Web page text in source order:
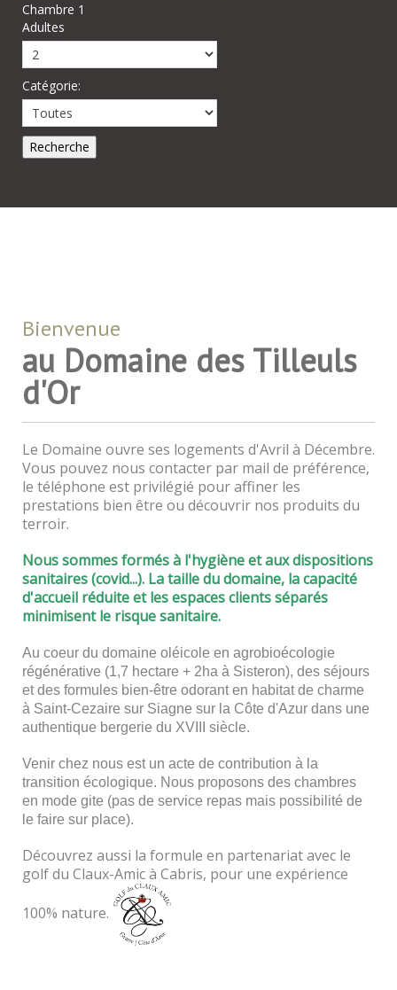
Chambre 1
Adultes
Catégorie:
Bienvenue
au Domaine des Tilleuls
d'Or
Le Domaine ouvre ses logements d'Avril à Décembre.
Vous pouvez nous contacter par mail de préférence,
le téléphone est privilégié pour affiner les
prestations bien être ou découvrir nos produits du
terroir.
Nous sommes formés à l'hygiène et aux dispositions
sanitaires (covid...). La taille du domaine, la capacité
d'accueil réduite et les espaces clients séparés
minimisent le risque sanitaire.
Au coeur du domaine oléicole en agrobioécologie
régénérative (1,7 hectare + 2ha à Sisteron), des séjours
et des formules bien-être odorant en habitat de charme
à Saint-Cezaire sur Siagne sur la Côte d'Azur dans une
authentique bergerie du XVIII siècle.
Venir chez nous est un acte de contribution à la
transition écologique. Nous proposons des chambres
en mode gite (pas de service repas mais possibilité de
le faire sur place).
Découvrez aussi la formule en partenariat avec le
golf du Claux-Amic à Cabris, pour une expérience
100% nature.